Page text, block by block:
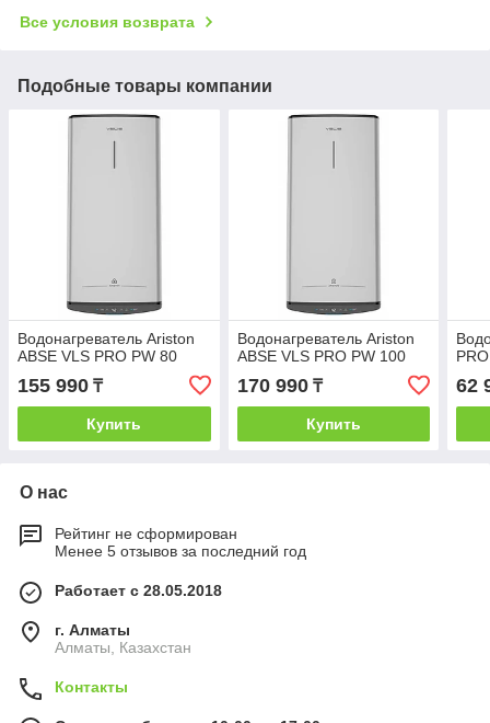
Все условия возврата
Подобные товары компании
Водонагреватель Ariston
ABSE VLS PRO PW 80
155 990 ₸
Купить
Водонагреватель Ariston
ABSE VLS PRO PW 100
170 990₸
Купить
62
О нас
Рейтинг не сформирован
Менее 5 отзывов за последний год
Работает с 28.05.2018
г. Алматы
Алматы, Казахстан
Контакты